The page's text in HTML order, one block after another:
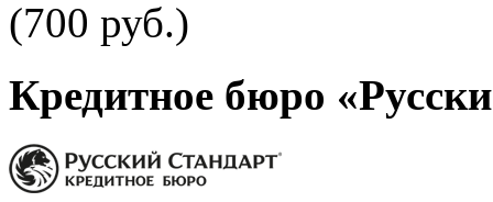
(700 руб.)
Кредитное бюро